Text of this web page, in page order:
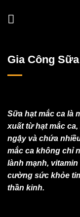
Gia Công
Sữa hạt mắc ca là
xuất từ hạt mắc
ngậy và chứa
mắc ca không chỉ
lành mạnh,
cường sức khỏe
thần kinh.